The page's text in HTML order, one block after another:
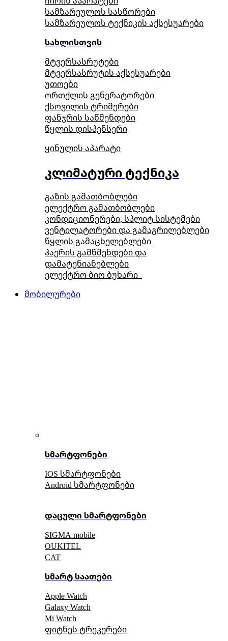
სამზარეულოს სასწორები
სამზარეულოს ტექნიკის აქსესუარები
სახლისთვის
მტვერსასრუტები
მტვერსასრუტის აქსესუარები
უთოები
ორთქლის გენერატორები
ქსოვილის ტრიმერები
ფანჯრის საწმენდები
წყლის დისპენსერი
ყინულის აპარატი
კლიმატური ტექნიკა
გაზის გამათბობლები
ელექტრო გამათბობლები
კონდიციონერები, სპლიტ სისტემები
ვენტილატორები და გამაგრილებლები
წყლის გამაცხელებლები
ჰაერის გამწმენდები და
დამატენიანებლები
ელექტრო ბიო ბუხარი
მობილურები
სმარტფონები
IOS სმარტფონები
Android სმარტფონები
დაცული სმარტფონები
SIGMA mobile
OUKITEL
CAT
სმარტ საათები
Apple Watch
Galaxy Watch
Mi Watch
ფიტნეს ტრეკერები